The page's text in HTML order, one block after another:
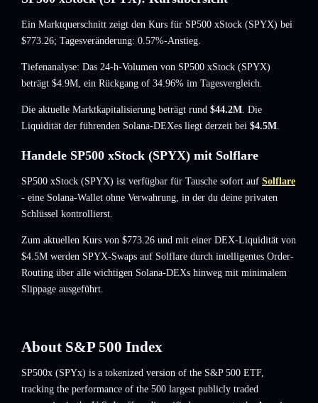
Ein Marktquerschnitt zeigt den Kurs für SP500 xStock (SPYX) bei
$773.26; Tagesveränderung: 0.57%-Anstieg.
Tiefenanalyse: Das 24-h-Volumen von SP500 xStock (SPYX)
beträgt $4.9M, ein Rückgang of 34.96% im Tagesvergleich.
Die aktuelle Marktkapitalisierung beträgt rund $44.2M. Die
Liquidität der führenden Solana-DEXes liegt derzeit bei $4.5M.
Handele SP500 xStock (SPYX) mit Solflare
SP500 xStock (SPYX) ist verfügbar für Tausche sofort auf Solflare
- eine Solana-Wallet ohne Verwahrung, in der du deine privaten
Schlüssel kontrollierst.
Zum aktuellen Kurs von $773.26 und mit einer DEX-Liquidität von
$4.5M werden SPYX-Swaps auf Solflare durch intelligentes Order-
Routing über alle wichtigen Solana-DEXs hinweg mit minimalem
Slippage ausgeführt.
About S&P 500 Index
SP500x (SPYx) is a tokenized version of the S&P 500 ETF,
tracking the performance of the 500 largest publicly traded